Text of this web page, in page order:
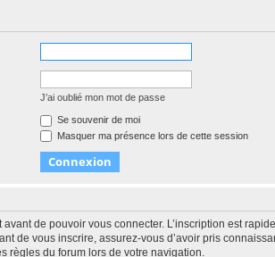
J’ai oublié mon mot de passe
Se souvenir de moi
Masquer ma présence lors de cette session
avant de pouvoir vous connecter. L’inscription est
de vous inscrire, assurez-vous d’avoir pris
règles du forum lors de votre navigation.